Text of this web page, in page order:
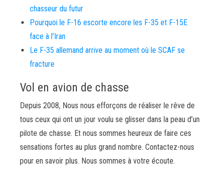
chasseur du futur
Pourquoi le F-16 escorte encore les F-35 et F-15E
face à l’Iran
Le F-35 allemand arrive au moment où le SCAF se
fracture
Vol en avion de chasse
Depuis 2008, Nous nous efforçons de réaliser le rêve de
tous ceux qui ont un jour voulu se glisser dans la peau d’un
pilote de chasse. Et nous sommes heureux de faire ces
sensations fortes au plus grand nombre. Contactez-nous
pour en savoir plus. Nous sommes à votre écoute.